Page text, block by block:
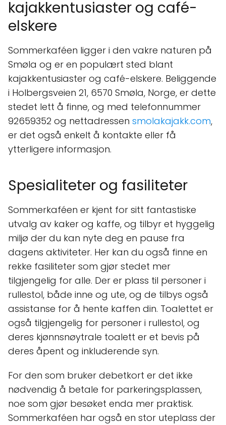
kajakkentusiaster og café-
elskere
Sommerkaféen ligger i den vakre naturen på
Smøla og er en populært sted blant
kajakkentusiaster og café-elskere. Beliggende
i Holbergsveien 21, 6570 Smøla, Norge, er dette
stedet lett å finne, og med telefonnummer
92659352 og nettadressen smolakajakk.com,
er det også enkelt å kontakte eller få
ytterligere informasjon.
Spesialiteter og fasiliteter
Sommerkaféen er kjent for sitt fantastiske
utvalg av kaker og kaffe, og tilbyr et hyggelig
miljø der du kan nyte deg en pause fra
dagens aktiviteter. Her kan du også finne en
rekke fasiliteter som gjør stedet mer
tilgjengelig for alle. Der er plass til personer i
rullestol, både inne og ute, og de tilbys også
assistanse for å hente kaffen din. Toalettet er
også tilgjengelig for personer i rullestol, og
deres kjønnsnøytrale toalett er et bevis på
deres åpent og inkluderende syn.
For den som bruker debetkort er det ikke
nødvendig å betale for parkeringsplassen,
noe som gjør besøket enda mer praktisk.
Sommerkaféen har også en stor uteplass der